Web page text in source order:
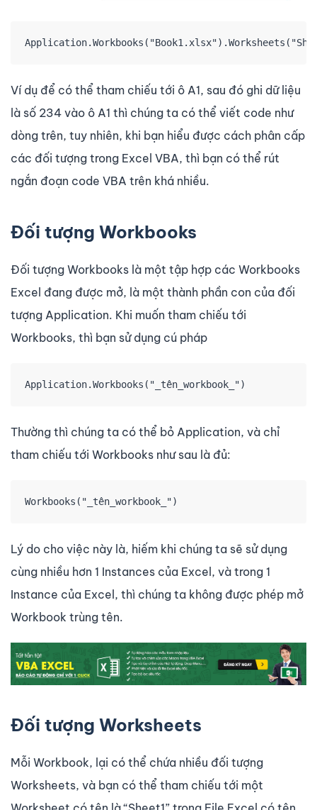
Ví dụ để có thể tham chiếu tới ô A1, sau đó ghi dữ liệu
là số 234 vào ô A1 thì chúng ta có thể viết code như
dòng trên, tuy nhiên, khi bạn hiểu được cách phân cấp
các đối tượng trong Excel VBA, thì bạn có thể rút
ngắn đoạn code VBA trên khá nhiều.
Đối tượng Workbooks
Đối tượng Workbooks là một tập hợp các Workbooks
Excel đang được mở, là một thành phần con của đối
tượng Application. Khi muốn tham chiếu tới
Workbooks, thì bạn sử dụng cú pháp
Application.Workbooks("_tên_workbook_")
Thường thì chúng ta có thể bỏ Application, và chỉ
tham chiếu tới Workbooks như sau là đủ:
Workbooks("_tên_workbook_")
Lý do cho việc này là, hiếm khi chúng ta sẽ sử dụng
cùng nhiều hơn 1 Instances của Excel, và trong 1
Instance của Excel, thì chúng ta không được phép mở
Workbook trùng tên.
Đối tượng Worksheets
Mỗi Workbook, lại có thể chứa nhiều đối tượng
Worksheets, và bạn có thể tham chiếu tới một